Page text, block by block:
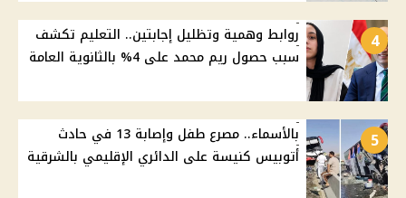
4
روابط وهمية وتظليل إجابتين.. التعليم تكشف
سبب حصول ريم محمد على 4% بالثانوية العامة
5
بالأسماء.. مصرع طفل وإصابة 13 في حادث
أتوبيس كنيسة على الدائري الإقليمي بالشرقية